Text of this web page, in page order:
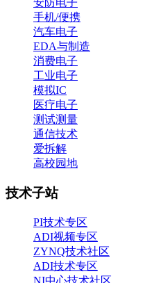
安防电子
手机/便携
汽车电子
EDA与制造
消费电子
工业电子
模拟IC
医疗电子
测试测量
通信技术
爱拆解
高校园地
技术子站
PI技术专区
ADI视频专区
ZYNQ技术社区
ADI技术专区
NI中心技术社区